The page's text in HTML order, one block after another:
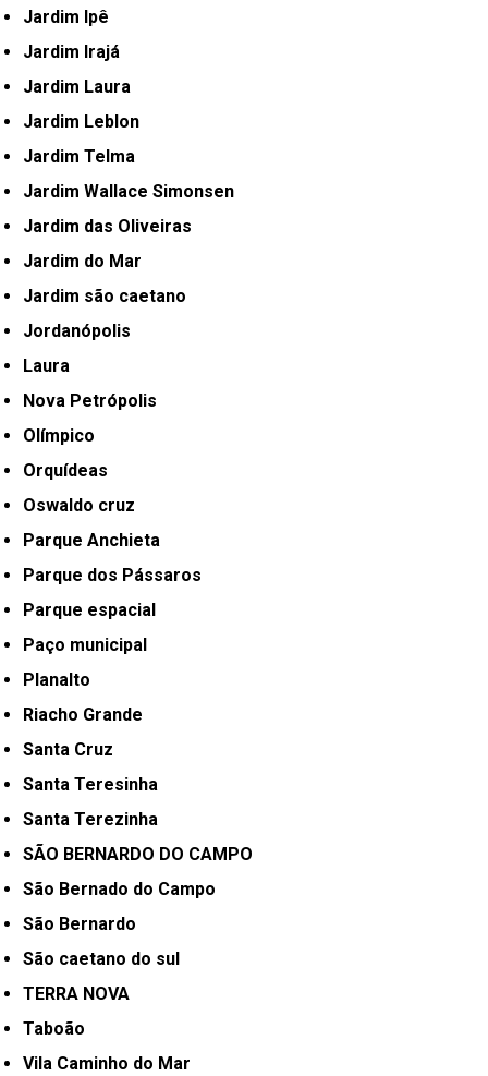
Jardim Ipê
Jardim Irajá
Jardim Laura
Jardim Leblon
Jardim Telma
Jardim Wallace Simonsen
Jardim das Oliveiras
Jardim do Mar
Jardim são caetano
Jordanópolis
Laura
Nova Petrópolis
Olímpico
Orquídeas
Oswaldo cruz
Parque Anchieta
Parque dos Pássaros
Parque espacial
Paço municipal
Planalto
Riacho Grande
Santa Cruz
Santa Teresinha
Santa Terezinha
SÃO BERNARDO DO CAMPO
São Bernado do Campo
São Bernardo
São caetano do sul
TERRA NOVA
Taboão
Vila Caminho do Mar